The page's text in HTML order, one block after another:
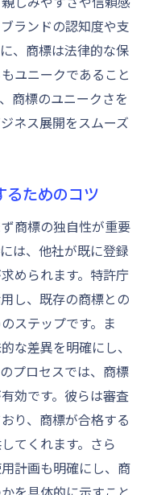
ランドの認知度や支
、商標は法律的な保
ユニークであること
商標のユニークさを
ネス展開をスムーズ
るためのコツ
商標の独自性が重要
は、他社が既に登録
められます。特許庁
し、既存の商標との
ステップです。ま
な差異を明確にし、
プロセスでは、商標
効です。彼らは審査
り、商標が合格する
てくれます。さら
計画も明確にし、商